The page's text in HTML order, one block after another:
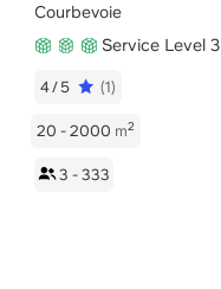
Courbevoie
Service Level 3
4/5 (1)
20 - 2000 m2
3 - 333